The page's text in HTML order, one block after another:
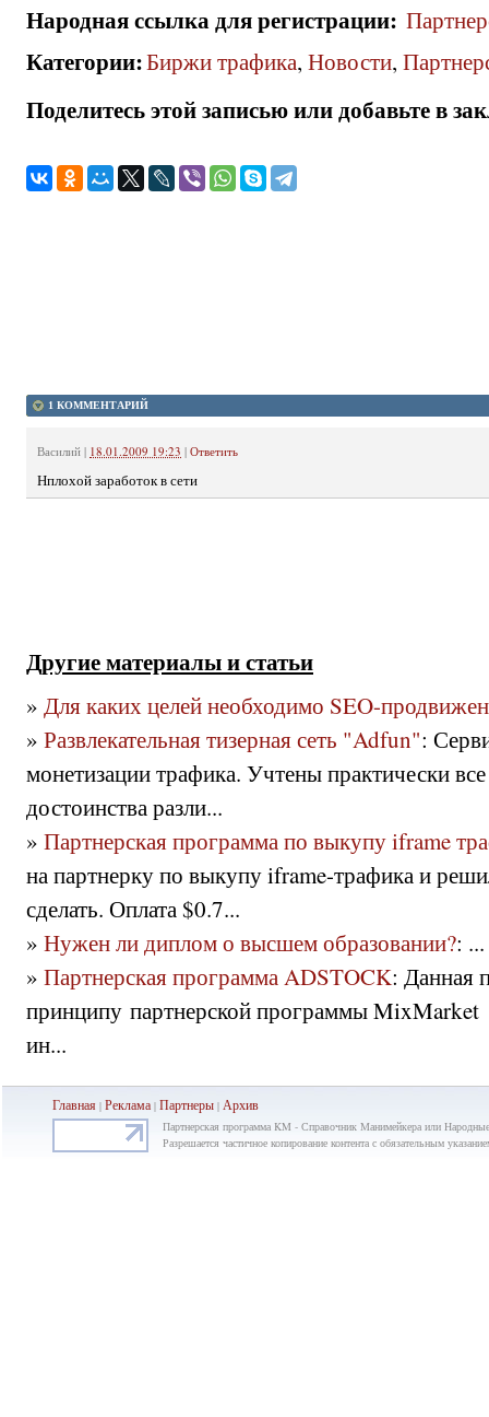
Народная ссылка для регистрации:
Категории:Биржи трафика,Новости,
Поделитесь этой записью или добавьте в
1 КОММЕНТАРИЙ
Василий | 18.01.2009 19:23 | Ответить
Нплохой заработок в сети
Другие материалы и статьи
» Для каких целей необходимо SEO-
» Развлекательная тизерная сеть "Adfun":
монетизации трафика. Учтены практически
достоинства разли...
» Партнерская программа по выкупу iframe
на партнерку по выкупу iframe-трафика и
сделать. Оплата $0.7...
» Нужен ли диплом о высшем образовании?: ...
» Партнерская программа ADSTOCK: Данная
принципу партнерской программы MixMarket
ин...
Главная |Реклама|Партнеры |Архив
Партнерская программа KM - Справочник Манимейкера или
Разрешается частичное копирование контента с обязательным